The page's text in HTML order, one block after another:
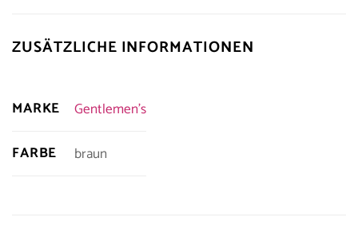
ZUSÄTZLICHE INFORMATIONEN
MARKE
Gentlemen's
FARBE
braun